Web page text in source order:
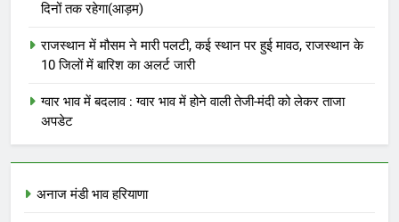
दिनों तक रहेगा(आड़म)
राजस्थान में मौसम ने मारी पलटी, कई स्थान पर हुई मावठ, राजस्थान के
10 जिलों में बारिश का अलर्ट जारी
ग्वार भाव में बदलाव : ग्वार भाव में होने वाली तेजी-मंदी को लेकर ताजा
अपडेट
अनाज मंडी भाव हरियाणा